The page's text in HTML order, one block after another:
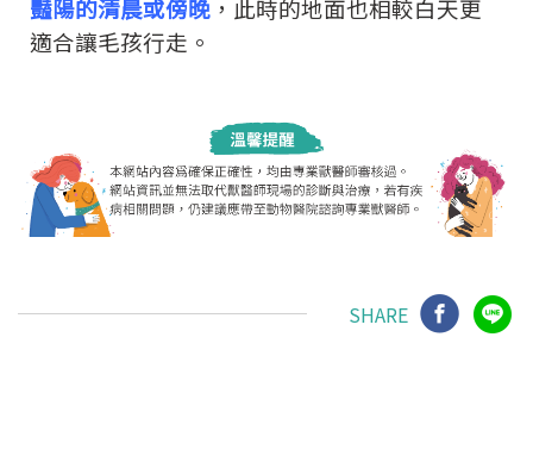
豔陽的清晨或傍晚 ，此時的地面也相較白天更
適合讓毛孩行走。
SHARE